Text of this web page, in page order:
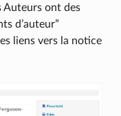
Auteurs ont des
d’auteur”
liens vers la notice